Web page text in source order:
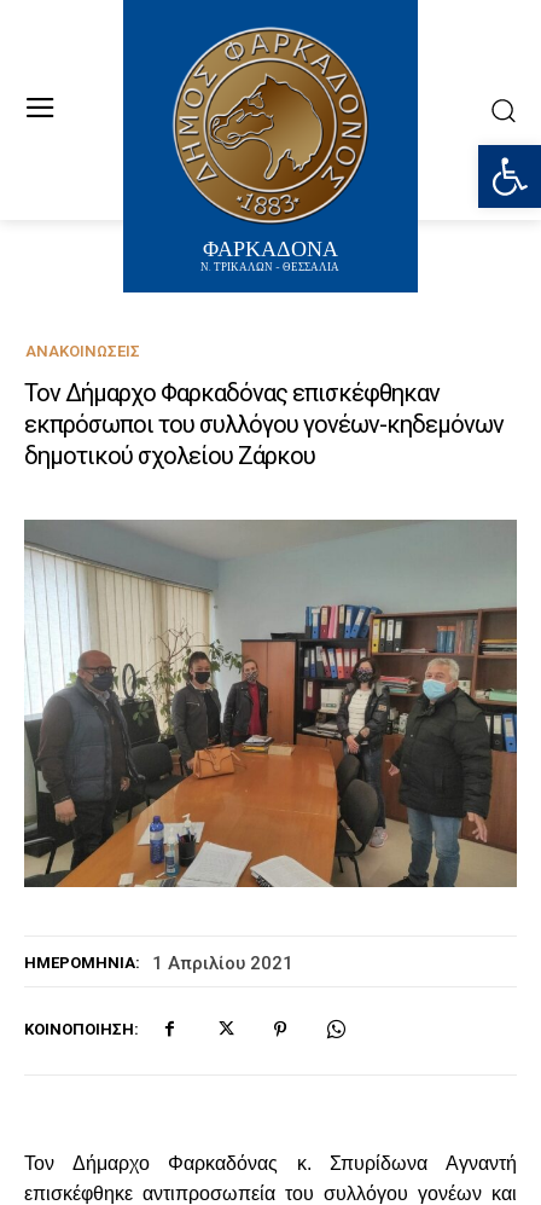
ΦΑΡΚΑΔΟΝΑ
Ν. ΤΡΙΚΑΛΩΝ - ΘΕΣΣΑΛΙΑ
ΗΜΕΡΟΜΗΝΊΑ: 1 Απριλίου 2021
ΚΟΙΝΟΠΟΊΗΣΗ:
ΑΝΑΚΟΙΝΏΣΕΙΣ
Τον Δήμαρχο Φαρκαδόνας επισκέφθηκαν
εκπρόσωποι του συλλόγου γονέων-κηδεμόνων
δημοτικού σχολείου Ζάρκου
Τον Δήμαρχο Φαρκαδόνας κ. Σπυρίδωνα Αγναντή
επισκέφθηκε αντιπροσωπεία του συλλόγου γονέων και